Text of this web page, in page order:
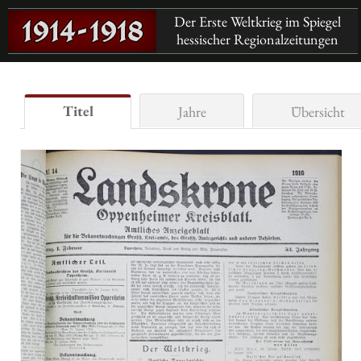
Der Erste Weltkrieg im Spiegel
hessischer Regionalzeitungen
Titel Jahre Übersicht